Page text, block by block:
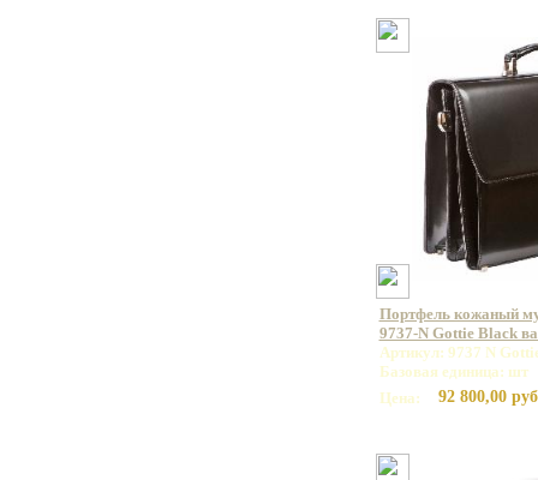
Портфель кожаный
9737-N Gottie Black
Артикул: 9737 N
Базовая единица: шт
Цена:
92 800,00